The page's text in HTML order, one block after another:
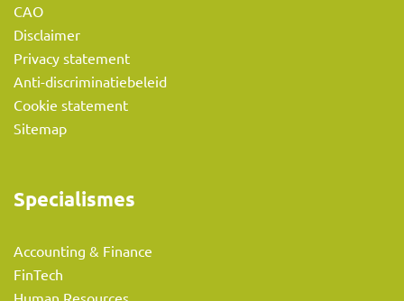
CAO
Disclaimer
Privacy statement
Anti-discriminatiebeleid
Cookie statement
Sitemap
Specialismes
Accounting & Finance
FinTech